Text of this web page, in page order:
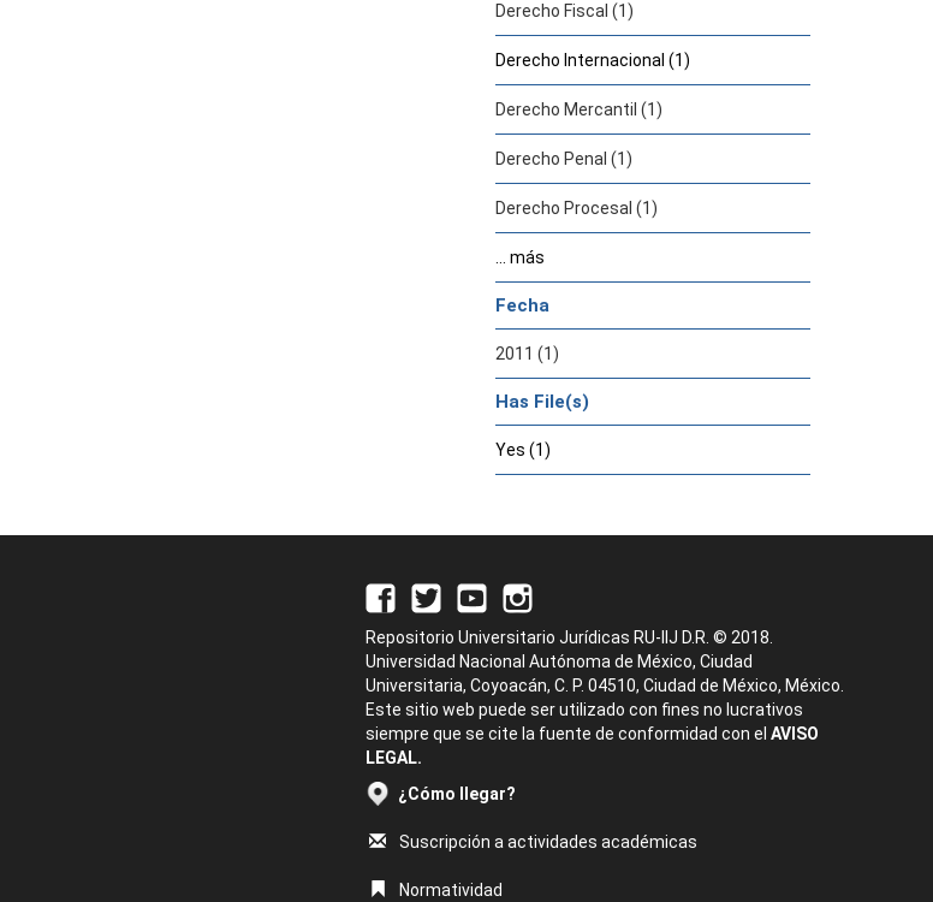
Derecho Fiscal (1)
Derecho Internacional (1)
Derecho Mercantil (1)
Derecho Penal (1)
Derecho Procesal (1)
... más
Fecha
2011 (1)
Has File(s)
Yes (1)
Repositorio Universitario Jurídicas RU-IIJ D.R. © 2018.
Universidad Nacional Autónoma de México, Ciudad
Universitaria, Coyoacán, C. P. 04510, Ciudad de México, México.
Este sitio web puede ser utilizado con fines no lucrativos
siempre que se cite la fuente de conformidad con el AVISO
LEGAL.
¿Cómo llegar?
Suscripción a actividades académicas
Normatividad